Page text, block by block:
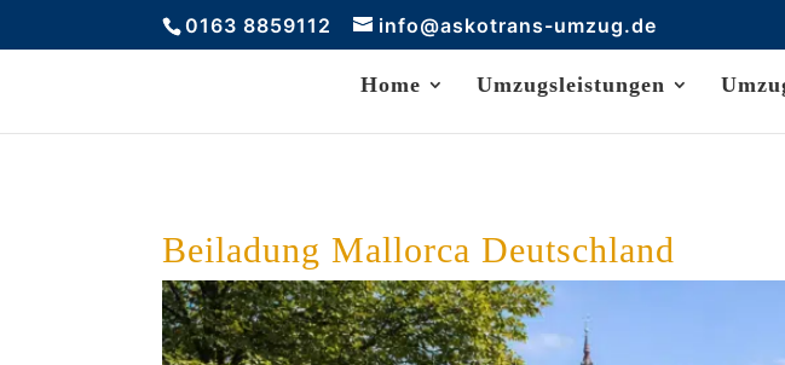
0163 8859112 info@askotrans-umzug.de
Home Umzugsleistungen
Beiladung Mallorca Deutschland